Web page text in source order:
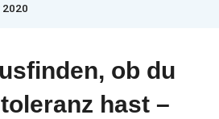
2020
ob du
hast –